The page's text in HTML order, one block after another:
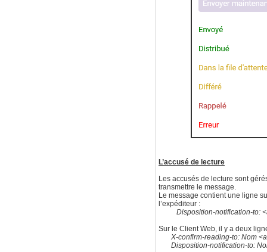
L’accusé de lecture
Les accusés de lecture sont
transmettre le message.
Le message contient une ligne
l’expéditeur :
Disposition-notification-to:
Sur le Client Web, il y a deux
X-confirm-reading-to: Nom <
Disposition-notification-to: